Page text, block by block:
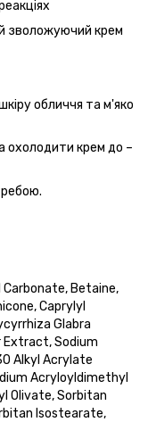
зволожуючий крем
обличчя та м'яко
охолодити крем до –
Carbonate, Betaine,
Caprylyl
Glabra
Extract, Sodium
Alkyl Acrylate
Acryloyldimethyl
Olivate, Sorbitan
Isostearate,